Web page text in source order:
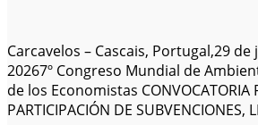
Carcavelos – Cascais, Portugal,29
20267º Congreso Mundial de
de los Economistas CONVOCATORIA
PARTICIPACIÓN DE SUBVENCIONES,